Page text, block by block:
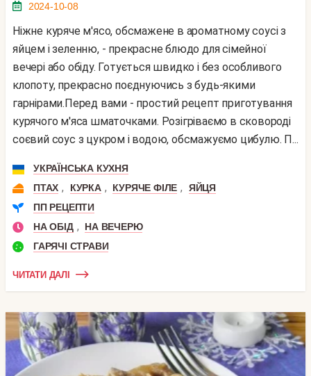
2024-10-08
Ніжне куряче м'ясо, обсмажене в ароматному соусі з
яйцем і зеленню, - прекрасне блюдо для сімейної
вечері або обіду. Готується швидко і без особливого
клопоту, прекрасно поєднуючись з будь-якими
гарнірами.Перед вами - простий рецепт приготування
курячого м'яса шматочками. Розігріваємо в сковороді
соєвий соус з цукром і водою, обсмажуємо цибулю. П...
УКРАЇНСЬКА КУХНЯ
ПТАХ , КУРКА , КУРЯЧЕ ФІЛЕ ,
ЯЙЦЯ
ПП РЕЦЕПТИ
НА ОБІД ,
НА ВЕЧЕРЮ
ГАРЯЧІ СТРАВИ
ЧИТАТИ ДАЛІ